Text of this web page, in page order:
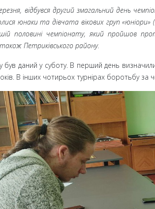
відбувся другий змагальний день
юнаки та дівчата вікових груп
половині чемпіонату, який пройшов
Петриківського району.
був даний у суботу. В перший день
В інших чотирьох турнірах боротьбу за